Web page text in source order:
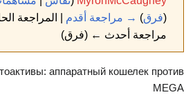
(فرق) → مراجعة أقدم | المراجعة
مراجعة أحدث ← (فرق)
аппаратный кошелек против
MEGA